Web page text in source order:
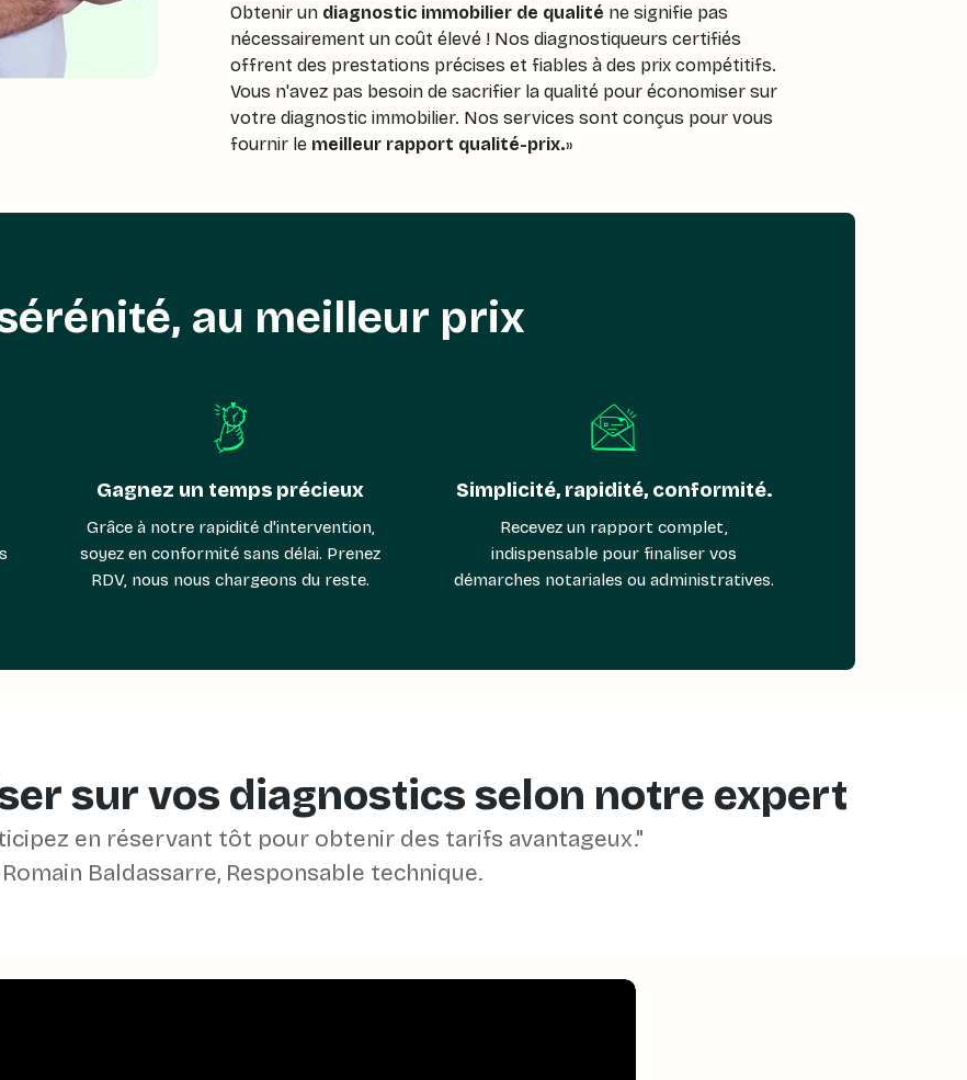
Obtenir un diagnostic immobilier de qualité ne signifie pas
nécessairement un coût élevé ! Nos diagnostiqueurs certifiés
offrent des prestations précises et fiables à des prix compétitifs.
Vous n'avez pas besoin de sacrifier la qualité pour économiser sur
votre diagnostic immobilier. Nos services sont conçus pour vous
fournir le meilleur rapport qualité-prix.»
au meilleur prix
Gagnez un temps précieux
Grâce à notre rapidité d'intervention,
soyez en conformité sans délai. Prenez
RDV, nous nous chargeons du reste.
Simplicité, rapidité, conformité.
Recevez un rapport complet,
indispensable pour finaliser vos
démarches notariales ou administratives.
sur vos diagnostics selon notre expert
en réservant tôt pour obtenir des tarifs avantageux."
Baldassarre, Responsable technique.
technologies de suivi